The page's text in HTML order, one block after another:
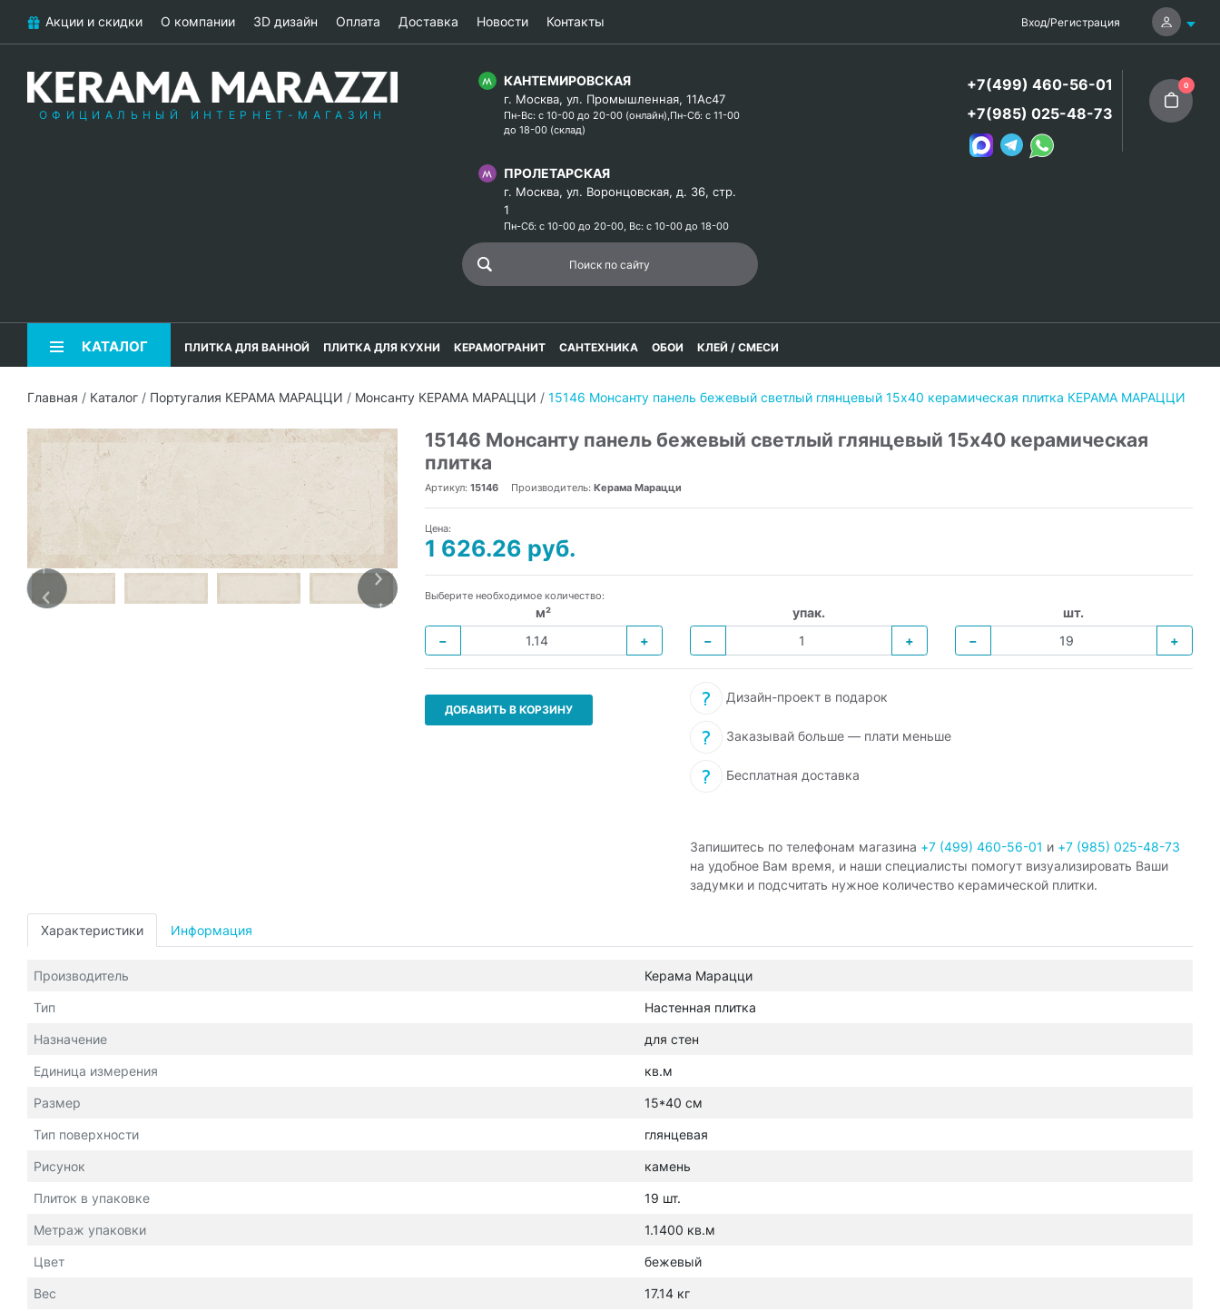
Акции и скидки О компании 3D дизайн Оплата Доставка Новости Контакты Вход/Регистрация
ОФИЦИАЛЬНЫЙ ИНТЕРНЕТ-МАГАЗИН
КАНТЕМИРОВСКАЯ
г. Москва, ул. Промышленная, 11Ас47
Пн-Вс: с 10-00 до 20-00 (онлайн),Пн-Сб: с 11-00
до 18-00 (склад)
ПРОЛЕТАРСКАЯ
г. Москва, ул. Воронцовская, д. 36, стр.
1
Пн-Сб: с 10-00 до 20-00, Вс: с 10-00 до 18-00
+7(499) 460-56-01
+7(985) 025-48-73
0
КАТАЛОГ ПЛИТКА ДЛЯ ВАННОЙ ПЛИТКА ДЛЯ КУХНИ КЕРАМОГРАНИТ САНТЕХНИКА ОБОИ КЛЕЙ / СМЕСИ
Главная / Каталог / Португалия КЕРАМА МАРАЦЦИ / Монсанту КЕРАМА МАРАЦЦИ / 15146 Монсанту панель бежевый светлый глянцевый 15х40 керамическая плитка КЕРАМА МАРАЦЦИ
15146 Монсанту панель бежевый светлый глянцевый 15х40 керамическая
плитка
Артикул: 15146 Производитель: Керама Марацци
Цена:
1 626.26 руб.
Выберите необходимое количество:
м²
−
+
упак.
−
+
шт.
−
+
ДОБАВИТЬ В КОРЗИНУ
Дизайн-проект в подарок
Заказывай больше — плати меньше
Бесплатная доставка
Запишитесь по телефонам магазина +7 (499) 460-56-01 и +7 (985) 025-48-73
на удобное Вам время, и наши специалисты помогут визуализировать Ваши
задумки и подсчитать нужное количество керамической плитки.
Характеристики Информация
Производитель Керама Марацци
Тип Настенная плитка
Назначение для стен
Единица измерения кв.м
Размер 15*40 см
Тип поверхности глянцевая
Рисунок камень
Плиток в упаковке 19 шт.
Метраж упаковки 1.1400 кв.м
Цвет бежевый
Вес 17.14 кг